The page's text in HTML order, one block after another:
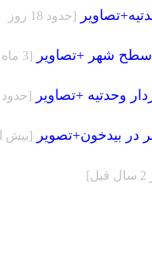
[حدود 18 روز
سطح شهر +تصاویر [3 ماه
وحدتیه +تصاویر [حدود
بیدخون+تصویر [بيش